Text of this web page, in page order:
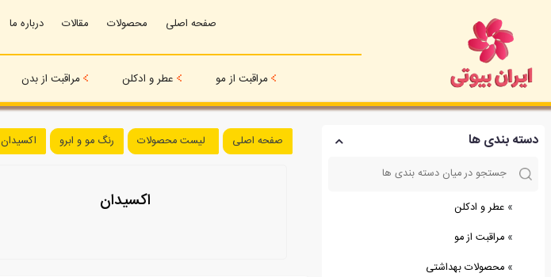
صفحه اصلی محصولات مقالات درباره ما
مراقبت از مو عطر و ادکلن مراقبت از بدن
دسته بندی ها
» عطر و ادکلن
» مراقبت از مو
» محصولات بهداشتی
صفحه اصلی لیست محصولات رنگ مو و ابرو اکسیدان
اکسیدان